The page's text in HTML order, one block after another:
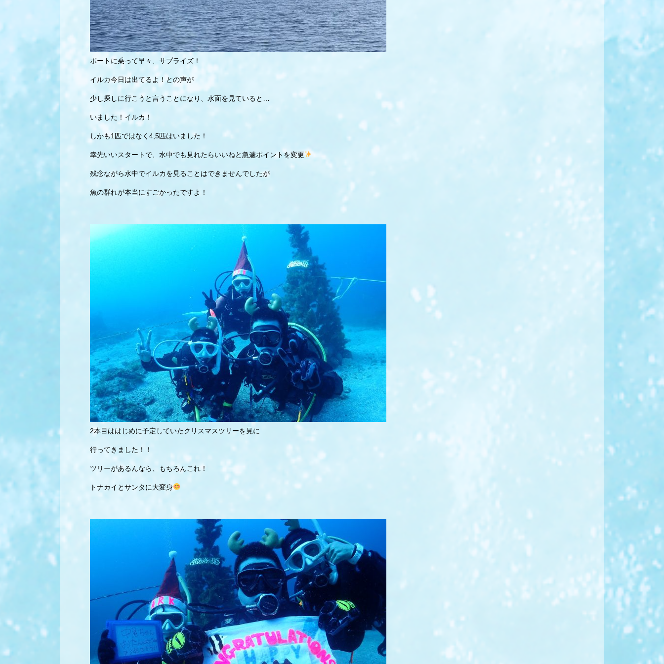
ボートに乗って早々、サプライズ！
イルカ今日は出てるよ！との声が
少し探しに行こうと言うことになり、水面を見ていると…
いました！イルカ！
しかも1匹ではなく4,5匹はいました！
幸先いいスタートで、水中でも見れたらいいねと急遽ポイントを変更
残念ながら水中でイルカを見ることはできませんでしたが
魚の群れが本当にすごかったですよ！
2本目ははじめに予定していたクリスマスツリーを見に
行ってきました！！
ツリーがあるんなら、もちろんこれ！
トナカイとサンタに大変身